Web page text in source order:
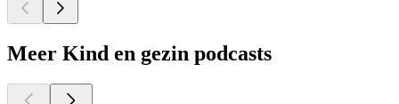
Meer Kind en gezin podcasts